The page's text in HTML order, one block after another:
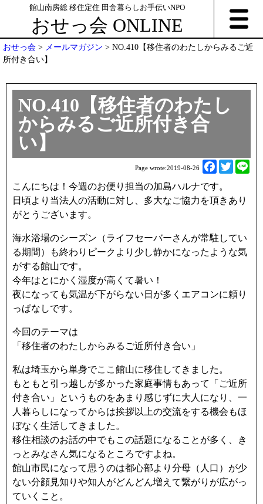
館山南房総 移住定住 田舎暮らしお手伝いNPO
おせっ会 ONLINE
おせっ会 > メールマガジン > NO.410【移住者のわたしからみるご近
所付き合い】
NO.410【移住者のわたし
からみるご近所付き合
い】
Page wrote:2019-08-26
F
c
o
o
T
t
e
r
こんにちは！今週のお便り担当の加島ハルナです。
日頃より当法人の活動に対し、多大なご協力を頂きあり
がとうございます。
海水浴場のシーズン（ライフセーバーさんが常駐してい
る期間）も終わりピークより少し静かになったような気
がする館山です。
今年はとにかく湿度が高くて暑い！
夜になっても気温が下がらない日が多くエアコンに頼り
っぱなしです。
今回のテーマは
「移住者のわたしからみるご近所付き合い」
私は埼玉から単身でここ館山に移住してきました。
もともと引っ越しが多かった家庭事情もあって「ご近所
付き合い」というものをあまり感じずに大人になり、一
人暮らしになってからは挨拶以上の交流をする機会もほ
ぼなく生活してきました。
移住相談のお話の中でもこの話題になることが多く、き
っとみなさん気になるところですよね。
館山市民になって思うのは都心部より分母（人口）が少
ない分顔見知りや知人がどんどん増えて繋がりが広がっ
ていくこと。